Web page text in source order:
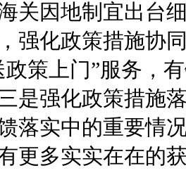
关因地制宜出台
强化政策措施协
政策上门”服务，
是强化政策措施
落实中的重要情
更多实实在在的